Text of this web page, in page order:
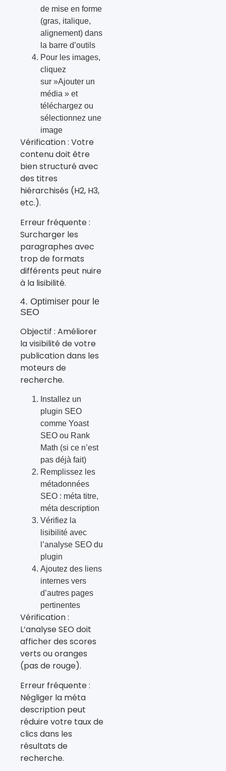
de mise en forme
(gras, italique,
alignement) dans
la barre d’outils
Pour les images,
cliquez
sur »Ajouter un
média » et
téléchargez ou
sélectionnez une
image
Vérification : Votre
contenu doit être
bien structuré avec
des titres
hiérarchisés (H2, H3,
etc.).
Erreur fréquente :
Surcharger les
paragraphes avec
trop de formats
différents peut nuire
à la lisibilité.
4. Optimiser pour le
SEO
Objectif : Améliorer
la visibilité de votre
publication dans les
moteurs de
recherche.
Installez un
plugin SEO
comme Yoast
SEO ou Rank
Math (si ce n’est
pas déjà fait)
Remplissez les
métadonnées
SEO : méta titre,
méta description
Vérifiez la
lisibilité avec
l’analyse SEO du
plugin
Ajoutez des liens
internes vers
d’autres pages
pertinentes
Vérification :
L’analyse SEO doit
afficher des scores
verts ou oranges
(pas de rouge).
Erreur fréquente :
Négliger la méta
description peut
réduire votre taux de
clics dans les
résultats de
recherche.